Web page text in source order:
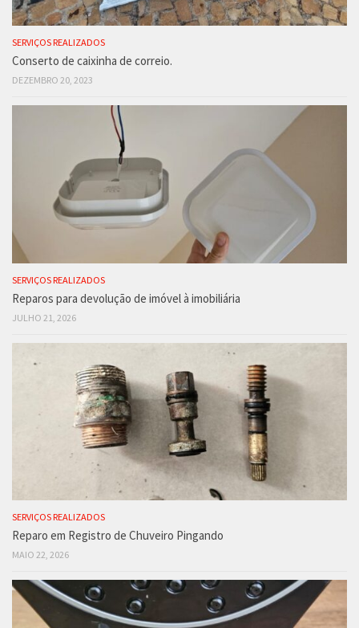
SERVIÇOS REALIZADOS
Conserto de caixinha de correio.
DEZEMBRO 20, 2023
SERVIÇOS REALIZADOS
Reparos para devolução de imóvel à imobiliária
JULHO 21, 2026
SERVIÇOS REALIZADOS
Reparo em Registro de Chuveiro Pingando
MAIO 22, 2026